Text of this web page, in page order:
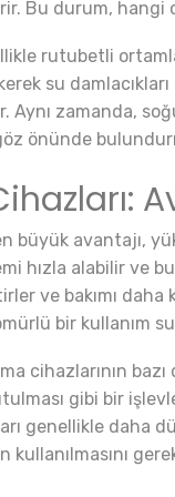
Bu durum, hangi
rutubetli
su damlacıkları
Aynı zamanda,
önünde
büyük avantajı,
hızla alabilir ve
ve bakımı daha
bir kullanım
cihazlarının
gibi bir
genellikle daha
kullanılmasını